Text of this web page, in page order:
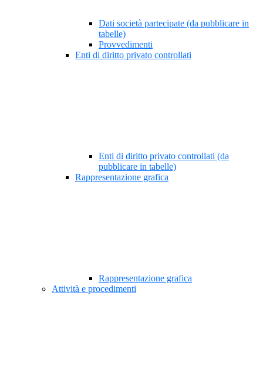
Dati società partecipate (da pubblicare in
tabelle)
Provvedimenti
Enti di diritto privato controllati
Enti di diritto privato controllati (da
pubblicare in tabelle)
Rappresentazione grafica
Rappresentazione grafica
Attività e procedimenti